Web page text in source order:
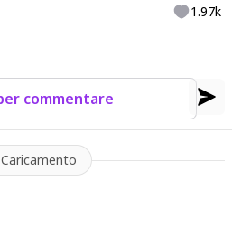
commentare
Caricamento
1.97k